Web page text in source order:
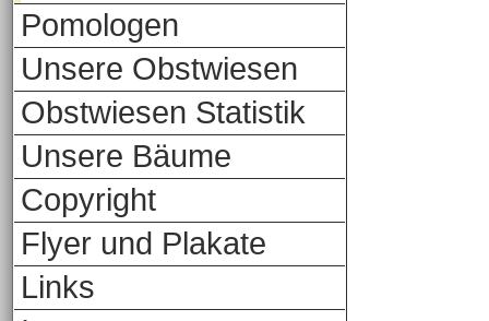
Pomologen
Unsere Obstwiesen
Obstwiesen Statistik
Unsere Bäume
Copyright
Flyer und Plakate
Links